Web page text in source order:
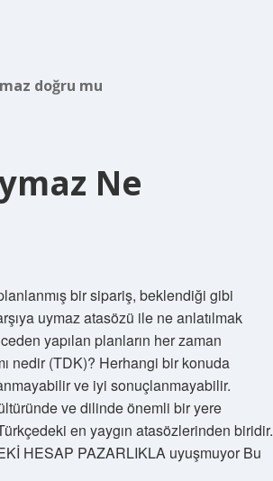
doğru mu
Ne
bir sipariş, beklendiği gibi
uymaz atasözü ile ne anlatılmak
yapılan planların her zaman
nedir (TDK)? Herhangi bir konuda
ve iyi sonuçlanmayabilir.
ve dilinde önemli bir yere
en yaygın atasözlerinden biridir.
HESAP PAZARLIKLA uyuşmuyor Bu